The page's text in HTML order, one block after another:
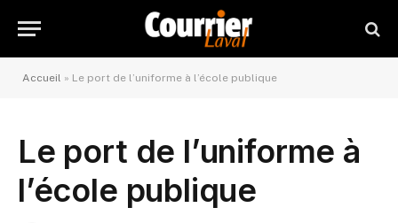
Accueil » Le port de l’uniforme à l’école publique
Le port de l’uniforme à
l’école publique